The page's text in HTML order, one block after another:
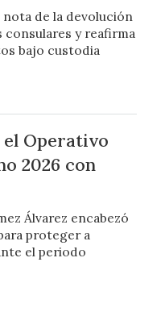
de la devolución
consulares y reafirma
bajo custodia
Operativo
2026 con
Álvarez encabezó
proteger a
el periodo